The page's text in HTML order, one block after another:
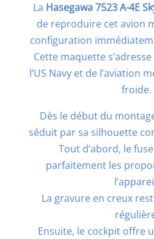
La Hasegawa 7523 A-4E
de reproduire cet avion
configuration
Cette maquette
l’US Navy et de l’aviation
froide.
Dès le début du
séduit par sa silhouette
Tout d’abord, le
parfaitement les
La gravure en creux
Ensuite, le cockpit offre